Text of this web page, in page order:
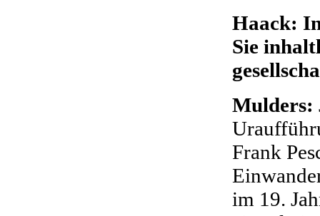
Haack:
Sie
Mulders:
Frank
im 19.